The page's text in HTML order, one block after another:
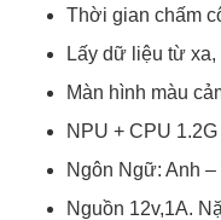
Thời gian chấm
Lấy dữ liệu từ xa,
Màn hình màu
NPU + CPU
Ngôn Ngữ: Anh
Nguồn 12v,1A.